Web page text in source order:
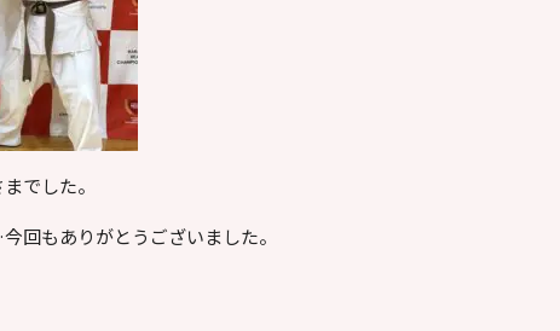
でした。
回もありがとうございました。